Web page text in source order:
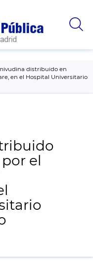
distribuido en
en el Hospital Universitario
el